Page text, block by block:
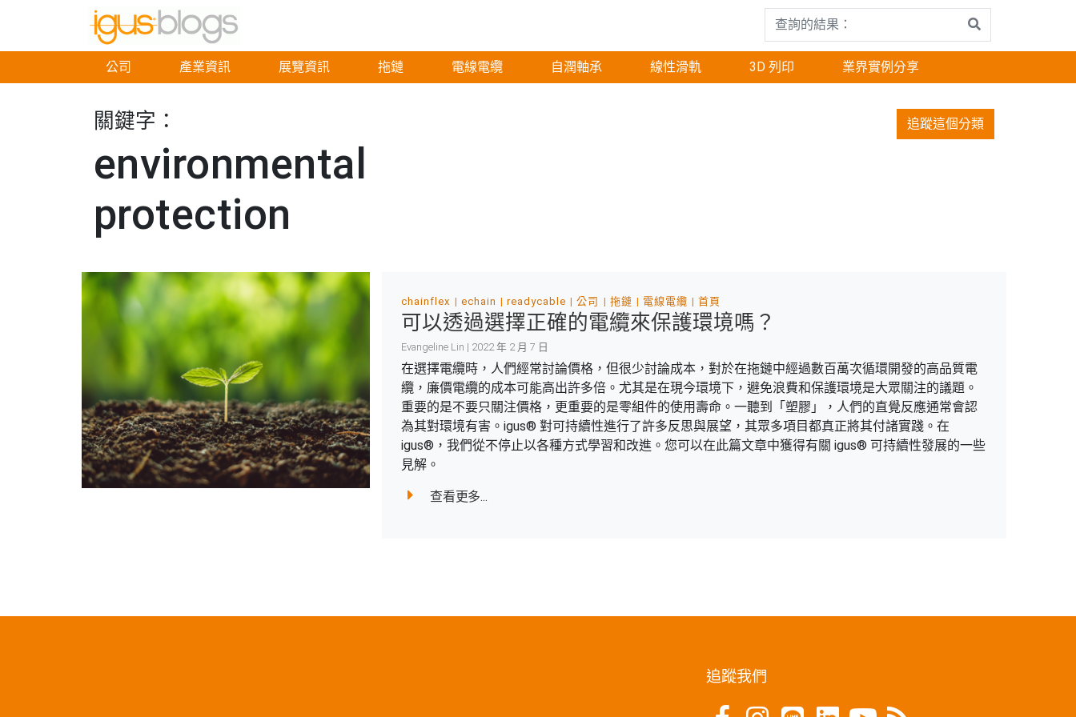
公司 產業資訊 展覽資訊 拖鏈 電線電纜 自潤軸承 線性滑軌 3D 列印 業界實例分享
關鍵字：
environmental
protection
追蹤這個分類
chainflex echain readycable 公司 拖鏈 電線電纜 首頁
可以透過選擇正確的電纜來保護環境嗎？
Evangeline Lin | 2022 年 2 月 7 日
在選擇電纜時，人們經常討論價格，但很少討論成本，對於在拖鏈中經過數百萬次循環開發的高品質電
纜，廉價電纜的成本可能高出許多倍。尤其是在現今環境下，避免浪費和保護環境是大眾關注的議題。
重要的是不要只關注價格，更重要的是零組件的使用壽命。一聽到「塑膠」，人們的直覺反應通常會認
為其對環境有害。igus® 對可持續性進行了許多反思與展望，其眾多項目都真正將其付諸實踐。在
igus®，我們從不停止以各種方式學習和改進。您可以在此篇文章中獲得有關 igus® 可持續性發展的一些
見解。
查看更多...
追蹤我們